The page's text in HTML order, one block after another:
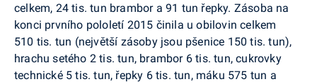
celkem, 24 tis. tun brambor a 91 tun řepky. Zásoba na
konci prvního pololetí 2015 činila u obilovin celkem
510 tis. tun (největší zásoby jsou pšenice 150 tis. tun),
hrachu setého 2 tis. tun, brambor 6 tis. tun, cukrovky
technické 5 tis. tun, řepky 6 tis. tun, máku 575 tun a